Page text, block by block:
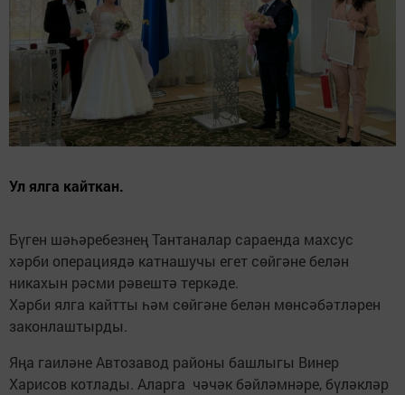
Ул ялга кайткан.
Бүген шәһәребезнең Тантаналар сараенда махсус
хәрби операциядә катнашучы егет сөйгәне белән
никахын рәсми рәвештә теркәде.
Хәрби ялга кайтты һәм сөйгәне белән мөнсәбәтләрен
законлаштырды.
Яңа гаиләне Автозавод районы башлыгы Винер
Харисов котлады. Аларга чәчәк бәйләмнәре, бүләкләр